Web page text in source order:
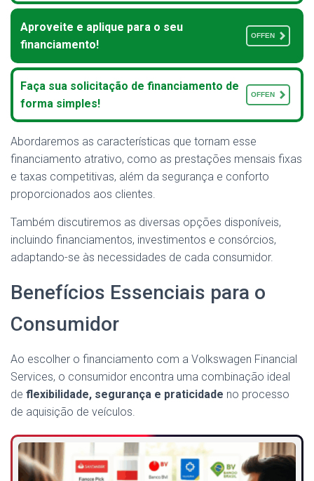
Aproveite e aplique para o seu
financiamento!
OFFEN
Faça sua solicitação de financiamento de
forma simples!
OFFEN
Abordaremos as características que tornam esse
financiamento atrativo, como as prestações mensais fixas
e taxas competitivas, além da segurança e conforto
proporcionados aos clientes.
Também discutiremos as diversas opções disponíveis,
incluindo financiamentos, investimentos e consórcios,
adaptando-se às necessidades de cada consumidor.
Benefícios Essenciais para o
Consumidor
Ao escolher o financiamento com a Volkswagen Financial
Services, o consumidor encontra uma combinação ideal
de flexibilidade, segurança e praticidade no processo
de aquisição de veículos.